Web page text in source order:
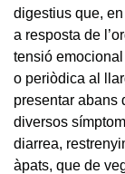
digestius que,
a resposta de
tensió
o periòdica al
presentar abans
diversos
diarrea,
àpats, que de